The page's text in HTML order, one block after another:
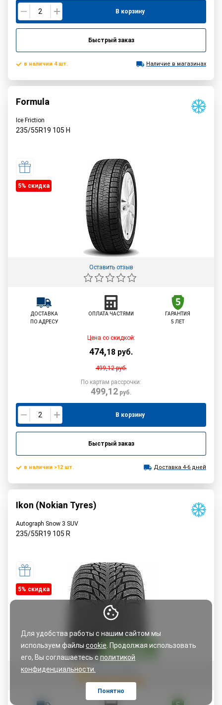
Для удобства работы с нашим сайтом мы
используем файлы cookie . Продолжая использовать
его, Вы соглашаетесь сполитикой
конфиденциальности.
Понятно
В корзину
Быстрый заказ
в наличии 4 шт. Наличие в магазинах
Formula
Ice Friction
235/55R19 105 H
5% cкидка
Оставить отзыв
ДОСТАВКА
ПО АДРЕСУ
ОПЛАТА ЧАСТЯМИ
ГАРАНТИЯ
5 ЛЕТ
Цена со скидкой:
474,18 руб.
499,12руб.
По картам рассрочки:
499,12руб.
В корзину
Быстрый заказ
в наличии >12 шт. Доставка 4-6 дней
Ikon (Nokian Tyres)
Autograph Snow 3 SUV
235/55R19 105 R
5% cкидка
5 Читать 2 отзыва